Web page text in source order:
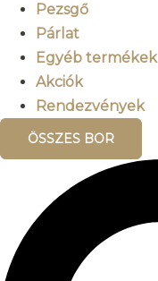
Pezsgő
Párlat
Egyéb termékek
Akciók
Rendezvények
ÖSSZES BOR